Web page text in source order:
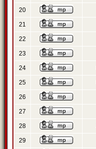
20
21
22
23
24
25
26
27
28
29